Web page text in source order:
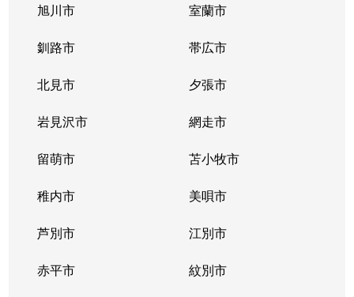
旭川市 室蘭市
釧路市 帯広市
北見市 夕張市
岩見沢市 網走市
留萌市 苫小牧市
稚内市 美唄市
芦別市 江別市
赤平市 紋別市